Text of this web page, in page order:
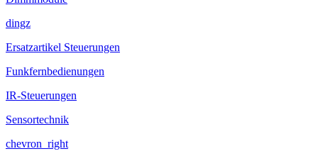
dingz
Ersatzartikel Steuerungen
Funkfernbedienungen
IR-Steuerungen
Sensortechnik
chevron_right